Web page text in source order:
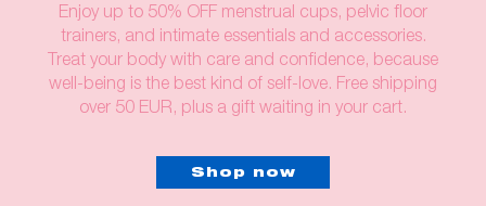
Enjoy up to 50% OFF menstrual cups, pelvic floor
trainers, and intimate essentials and accessories.
Treat your body with care and confidence, because
well-being is the best kind of self-love. Free shipping
over 50 EUR, plus a gift waiting in your cart.
Shop now